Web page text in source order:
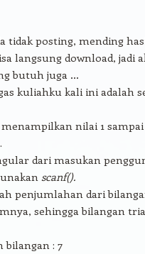
tidak posting, mending
langsung download, jadi
butuh juga …
kuliahku kali ini adalah
nilai 1 sampai
dari masukan
scanf().
penjumlahan dari
sehingga bilangan
bilangan : 7